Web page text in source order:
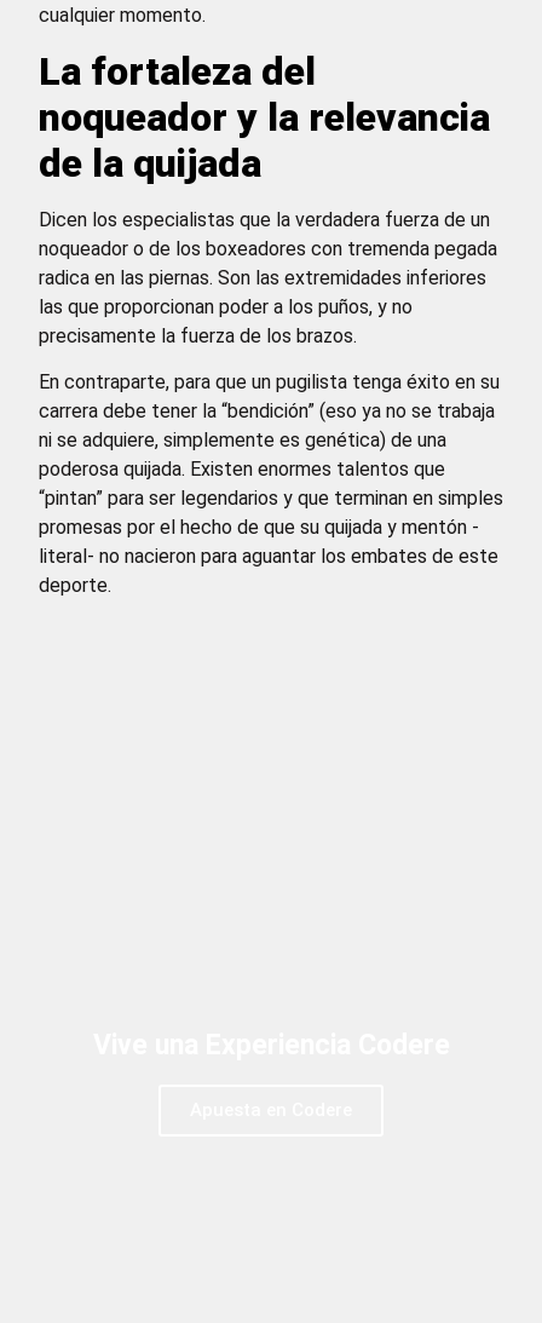
cualquier momento.
La fortaleza del
noqueador y la relevancia
de la quijada
Dicen los especialistas que la verdadera fuerza de un
noqueador o de los boxeadores con tremenda pegada
radica en las piernas. Son las extremidades inferiores
las que proporcionan poder a los puños, y no
precisamente la fuerza de los brazos.
En contraparte, para que un pugilista tenga éxito en su
carrera debe tener la “bendición” (eso ya no se trabaja
ni se adquiere, simplemente es genética) de una
poderosa quijada. Existen enormes talentos que
“pintan” para ser legendarios y que terminan en simples
promesas por el hecho de que su quijada y mentón -
literal- no nacieron para aguantar los embates de este
deporte.